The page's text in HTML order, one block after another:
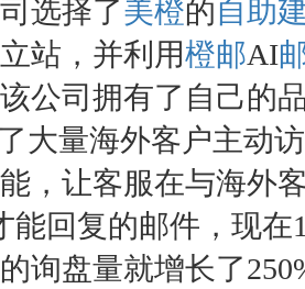
选择了美橙的自助
站，并利用橙邮AI
公司拥有了自己的
大量海外客户主动
，让客服在与海外
能回复的邮件，现
询盘量就增长了